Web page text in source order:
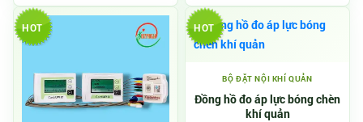
HOT HOT
BỘ ĐẶT NỘI KHÍ QUẢN
Đồng hồ đo áp lực bóng chèn
khí quản